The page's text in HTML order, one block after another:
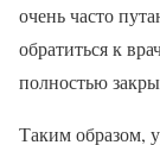
очень часто
обратиться к
полностью
Таким образом,